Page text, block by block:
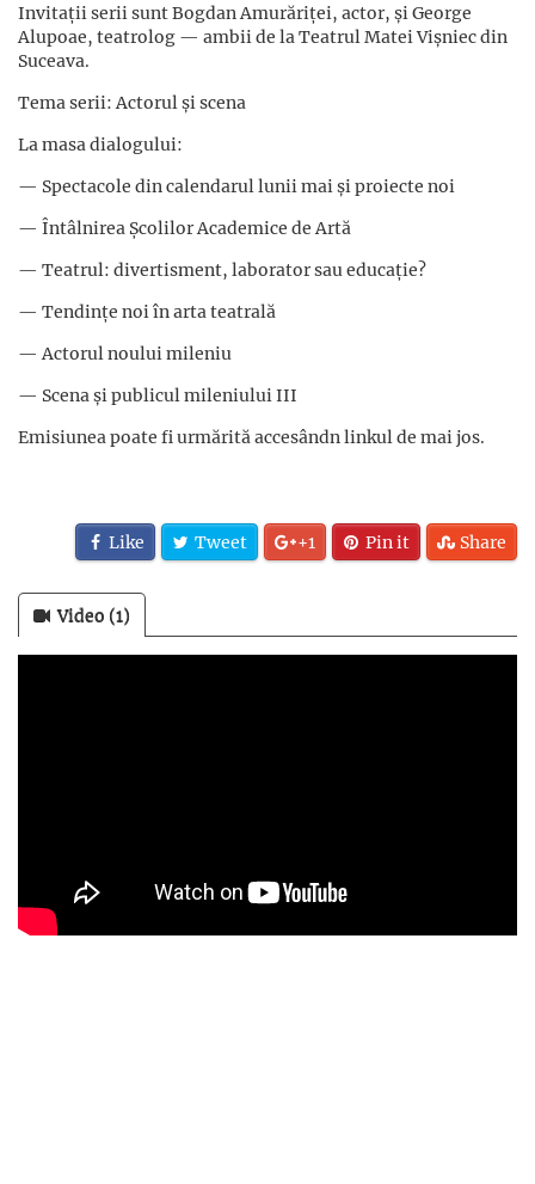
Invitații serii sunt Bogdan Amurăriței, actor, și George
Alupoae, teatrolog — ambii de la Teatrul Matei Vișniec din
Suceava.
Tema serii: Actorul și scena
La masa dialogului:
— Spectacole din calendarul lunii mai și proiecte noi
— Întâlnirea Școlilor Academice de Artă
— Teatrul: divertisment, laborator sau educație?
— Tendințe noi în arta teatrală
— Actorul noului mileniu
— Scena și publicul mileniului III
Emisiunea poate fi urmărită accesândn linkul de mai jos.
Like Tweet +1 Pin it Share
Video (1)